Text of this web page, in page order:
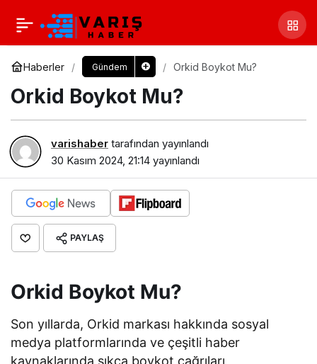
Haberler Gündem Orkid Boykot Mu?
Orkid Boykot Mu?
varishaber tarafından yayınlandı
30 Kasım 2024, 21:14 yayınlandı
PAYLAŞ
Orkid Boykot Mu?
Son yıllarda, Orkid markası hakkında sosyal
medya platformlarında ve çeşitli haber
kaynaklarında sıkça boykot çağrıları